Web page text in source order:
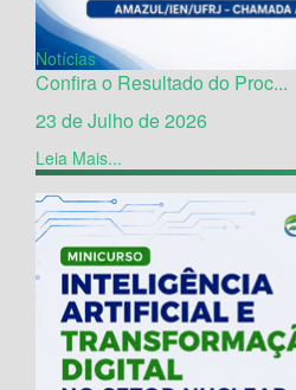
Notícias
Confira o Resultado do Proc...
23 de Julho de 2026
Leia Mais...